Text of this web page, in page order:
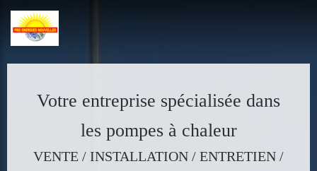
Votre entreprise spécialisée dans
les pompes à chaleur
VENTE / INSTALLATION / ENTRETIEN /